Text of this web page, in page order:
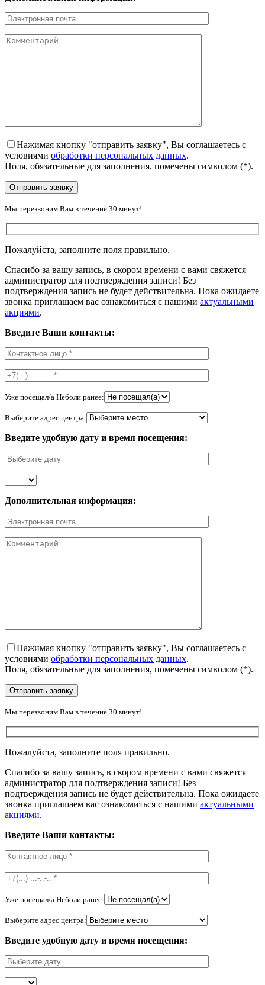
Нажимая кнопку "отправить заявку", Вы соглашаетесь с
условиями обработки персональных данных.
Поля, обязательные для заполнения, помечены символом (*).
Мы перезвоним Вам в течение 30 минут!
Пожалуйста, заполните поля правильно.
Спасибо за вашу запись, в скором времени с вами свяжется
администратор для подтверждения записи! Без
подтверждения запись не будет действительна. Пока ожидаете
звонка приглашаем вас ознакомиться с нашими актуальными
акциями.
Введите Ваши контакты:
Уже посещал/а Неболи ранее:
Выберите адрес центра:
Введите удобную дату и время посещения:
Дополнительная информация:
Нажимая кнопку "отправить заявку", Вы соглашаетесь с
условиями обработки персональных данных.
Поля, обязательные для заполнения, помечены символом (*).
Мы перезвоним Вам в течение 30 минут!
Пожалуйста, заполните поля правильно.
Спасибо за вашу запись, в скором времени с вами свяжется
администратор для подтверждения записи! Без
подтверждения запись не будет действительна. Пока ожидаете
звонка приглашаем вас ознакомиться с нашими актуальными
акциями.
Введите Ваши контакты:
Уже посещал/а Неболи ранее:
Выберите адрес центра:
Введите удобную дату и время посещения: